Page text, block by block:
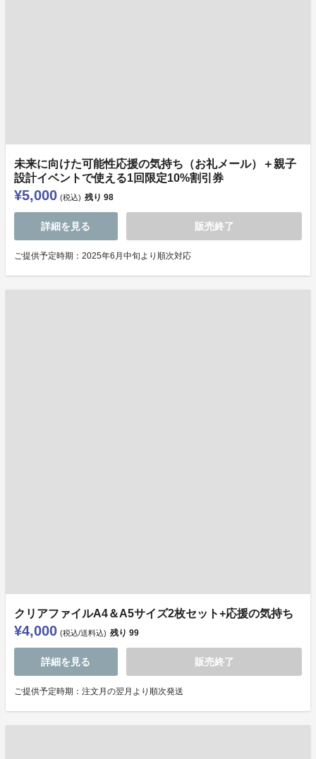
未来に向けた可能性応援の気持ち（お礼メール）＋親子
設計イベントで使える1回限定10%割引券
¥5,000 (税込) 残り 98
詳細を見る 販売終了
ご提供予定時期：2025年6月中旬より順次対応
クリアファイルA4＆A5サイズ2枚セット+応援の気持ち
¥4,000 (税込/送料込) 残り 99
詳細を見る 販売終了
ご提供予定時期：注文月の翌月より順次発送